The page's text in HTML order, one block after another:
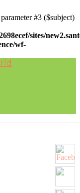
#3 ($subject)
sites/
wf-